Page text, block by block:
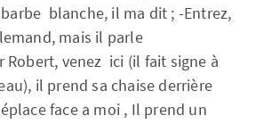
blanche, il ma dit ; -Entrez,
mais il parle
Robert, venez ici (il fait signe à
il prend sa chaise derrière
face a moi , Il prend un